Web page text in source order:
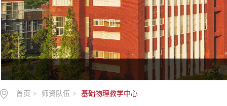
首页 > 师资队伍 > 基础物理教学中心